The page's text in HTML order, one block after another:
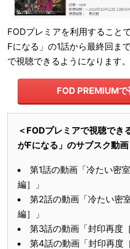
FODプレミアを利用すること
Fになる」の1話から最終回ま
で視聴できるようになります。
FOD PREMIUMで
＜FODプレミアで視聴でき
がFになる」のサブスク動画
第1話の動画「冷たい密
編］」
第2話の動画「冷たい密
編］」
第3話の動画「封印再度
第4話の動画「封印再度